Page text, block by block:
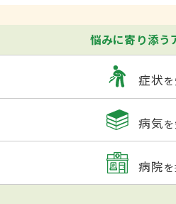
悩みに寄り添う
症状
病気
病院